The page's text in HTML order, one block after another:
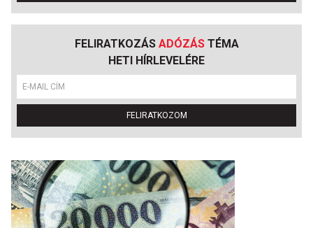
FELIRATKOZÁS ADÓZÁSTÉMA
HETI HÍRLEVELÉRE
FELIRATKOZOM